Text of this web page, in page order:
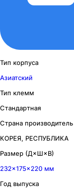
Тип корпуса
Азиатский
Тип клемм
Стандартная
Страна производитель
КОРЕЯ, РЕСПУБЛИКА
Размер (Д×Ш×В)
232×175×220 мм
Год выпуска